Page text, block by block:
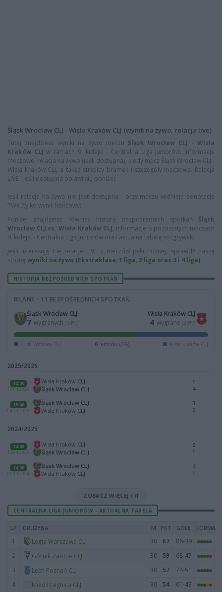
Śląsk Wrocław CLJ - Wisła Kraków CLJ (wynik na żywo, relacja live)
Tutaj znajdziesz wyniki na żywo meczu Śląsk Wrocław CLJ - Wisła
Kraków CLJ w ramach 9. kolejki - Centralna Liga Juniorów. Informacje
meczowe, relacja na żywo (jeśli dostępna), kiedy mecz Śląsk Wrocław CLJ -
Wisła Kraków CLJ, a także strzelcy bramek i szczegóły meczowe. Relacja
LIVE - jeśli dostępna pojawi się poniżej.
Jeśli relacja na żywo nie jest dostępna - przy meczu widnieje adnotacja
TWK (tylko wynik końcowy)
Poniżej znajdziesz również historę bezpośrednich spotkań Śląsk
Wrocław CLJ vs. Wisła Kraków CLJ, informacje o pozostałych meczach
9. kolejki - Centralna Liga Juniorów oraz aktualną tabelę rozgrywek.
Jeśli interesują Cię relacje LIVE z meczów piłki nożnej, sprawdź naszą
stronę wyniki na żywo (Ekstraklasa, 1 liga, 2 liga oraz 3 i 4 liga).
HISTORIA BEZPOŚREDNICH SPOTKAŃ
BILANS · 11 BEZPOŚREDNICH SPOTKAŃ
Śląsk Wrocław CLJ
7 wygranych (64%)
Wisła Kraków CLJ
4 wygrane (36%)
Śląsk Wrocław CLJ 0 remisów (0%) Wisła Kraków CLJ
2025/2026
12:00
18.04.2026
Wisła Kraków CLJ
Śląsk Wrocław CLJ
1
4
15:00
04.10.2025
Śląsk Wrocław CLJ
Wisła Kraków CLJ
3
0
2024/2025
14:00
13.04.2025
Wisła Kraków CLJ
Śląsk Wrocław CLJ
0
1
14:00
05.10.2024
Śląsk Wrocław CLJ
Wisła Kraków CLJ
4
1
ZOBACZ WIĘCEJ (7)
CENTRALNA LIGA JUNIORÓW - AKTUALNA TABELA
LP DRUŻYNA M PKT GOLE FORMA
1 Legia Warszawa CLJ 30 67
86-39
2
Górnik Zabrze CLJ 30 59
68-47
3
Lech Poznań CLJ 30 57
74-51
4
Miedź Legnica CLJ 30 54
61-43